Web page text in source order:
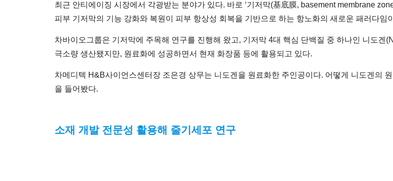
최근 안티에이징 시장에서 각광받는 분야가 있다. 바로 ‘기저막(基底膜, basement membrane
피부 기저막의 기능 강화와 복원이 피부 항상성 회복을 기반으로 하는 항노화의 새로운 패러다임
차바이오그룹은 기저막에 주목해 연구를 진행해 왔고, 기저막 4대 핵심 단백질 중 하나인 니도겐
극소량 생산됐지만, 원료화에 성공하면서 현재 화장품 등에 활용되고 있다.
차메디텍 H&B사이언스센터장 조은경 상무는 니도겐을 원료화한 주인공이다. 어떻게 니도겐의
을 들어봤다.
소재 개발 전문성 활용해 줄기세포 연구